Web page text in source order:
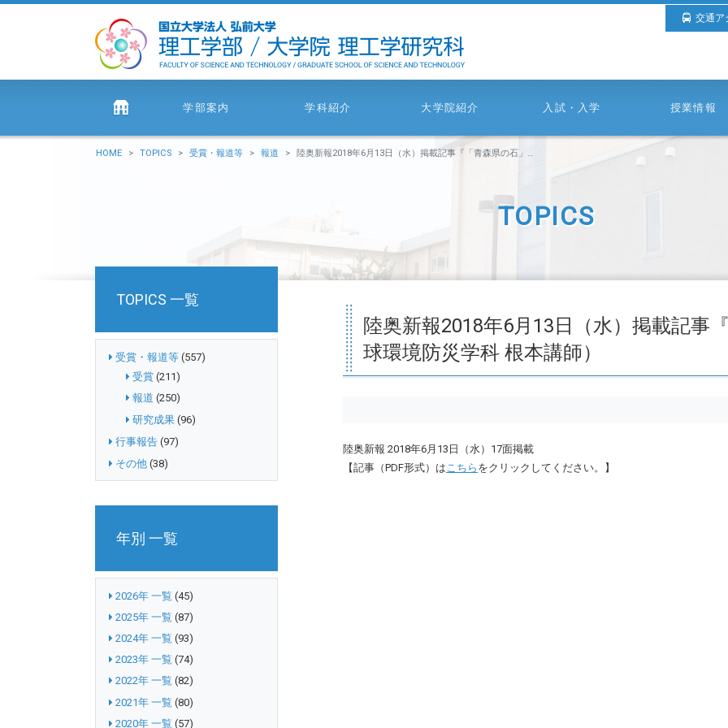
交通ア
学部案内 学科紹介 大学院紹介 入試・入学 授業情報
HOME TOPICS 受賞・報道等 報道 陸奥新報2018年6月13日（水）掲載記事『「青森県の石」紹介』（地球環境防災学科 根本講師）
TOPICS
TOPICS 一覧
受賞・報道等 (557)
受賞 (211)
報道 (250)
研究成果 (96)
行事報告 (97)
その他 (38)
年別 一覧
2026年 一覧 (45)
2025年 一覧 (87)
2024年 一覧 (93)
2023年 一覧 (74)
2022年 一覧 (82)
2021年 一覧 (80)
2020年 一覧 (57)
陸奥新報2018年6月13日（水）掲載記事
球環境防災学科 根本講師）
陸奥新報 2018年6月13日（水）17面掲載
【記事（PDF形式）はこちら をクリックしてください。】